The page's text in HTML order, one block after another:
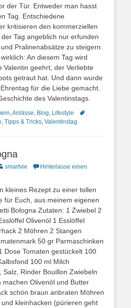
der Tür. Entweder man hasst
Tag. Entschiedene
kritisieren den kommerziellen
Tag angeblich nur erfunden
Pralinenabsätze zu steigern.
An diesem Tag wird
Valentin geehrt, der Verliebte
getraut hat. Und dann wurde
für die Liebe gemacht.
des Valentinstags.
,Anlässe, Blog, Lifestyle
Schlagworte
, Tipps & Tricks, Valentinstag
smartvie
Hinterlasse einen
kleines Rezept zu einer tollen
für Euch, aus meinem eigenen
Bologna Zutaten: 1 Zwiebel 2
Olivenöl 1 Esslöffel
2 Möhren 2 Stangen
50 gr Parmaschinken
Dose Tomaten gestückelt 100
100 ml Milch
Salz, Rinder Bouillon Zwiebeln
machen Olivenöl und Butter
schön braun anbraten Möhren
kleinhacken (pürieren geht